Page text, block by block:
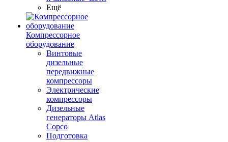
Ещё
Компрессорное
оборудование
Винтовые
дизельные
передвижные
компрессоры
Электрические
компрессоры
Дизельные
генераторы Atlas
Copco
Подготовка